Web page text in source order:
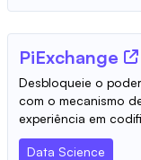
PiExchange
Desbloqueie o
com o mecanismo
experiência em
Data Science